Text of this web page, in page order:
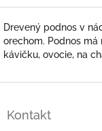
Drevený podnos v
orechom. Podnos má
kávičku, ovocie, na
Kontakt